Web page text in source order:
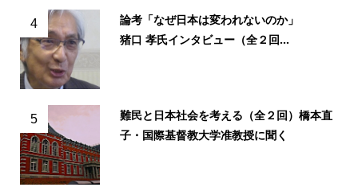
4
論考「なぜ日本は変われないのか」
猪口 孝氏インタビュー（全２回...
5
難民と日本社会を考える（全２回）橋本直
子・国際基督教大学准教授に聞く